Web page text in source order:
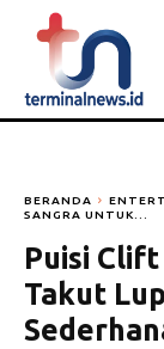
BERANDA
SANGRA UNTUK...
Puisi
Takut